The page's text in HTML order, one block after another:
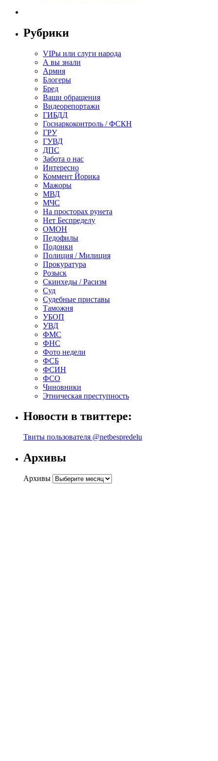
Рубрики
VIPы или слуги народа
А вы знали
Армия
Блогеры
Бред
Ваши обращения
Видеорепортажи
ГИБДД
Госнаркоконтроль / ФСКН
ГРУ
ГУВД
ДПС
Забота о нас
Интересно
Коммент Йорика
Мажоры
МВД
МЧС
На просторах рунета
Нет Беспределу
ОМОН
Педофилы
Подонки
Полиция / Милиция
Прокуратура
Розыск
Скинхеды / Расизм
Суд
Судебные приставы
Таможня
УБОП
УВД
ФМС
ФНС
Фото недели
ФСБ
ФСИН
ФСО
Чиновники
Этническая преступность
Новости в твиттере:
Твиты пользователя @netbespredelu
Архивы
Архивы